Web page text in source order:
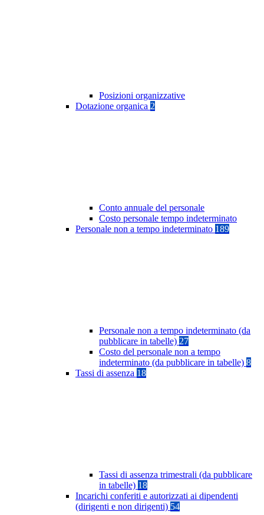
Posizioni organizzative
Dotazione organica 2
Conto annuale del personale
Costo personale tempo indeterminato
Personale non a tempo indeterminato 189
Personale non a tempo indeterminato (da
pubblicare in tabelle) 27
Costo del personale non a tempo
indeterminato (da pubblicare in tabelle) 8
Tassi di assenza 18
Tassi di assenza trimestrali (da pubblicare
in tabelle) 18
Incarichi conferiti e autorizzati ai dipendenti
(dirigenti e non dirigenti) 54